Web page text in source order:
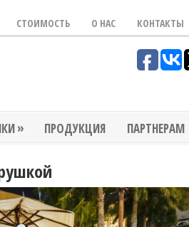
СТОИМОСТЬ О НАС КОНТАКТЫ
» ПРОДУКЦИЯ ПАРТНЕРАМ